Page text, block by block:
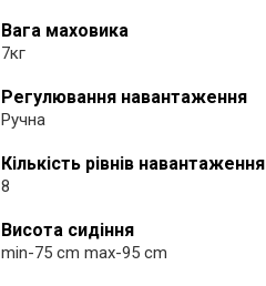
Вага маховика
7кг
Регулювання навантаження
Ручна
Кількість рівнів навантаження
8
Висота сидіння
min-75 cm max-95 cm